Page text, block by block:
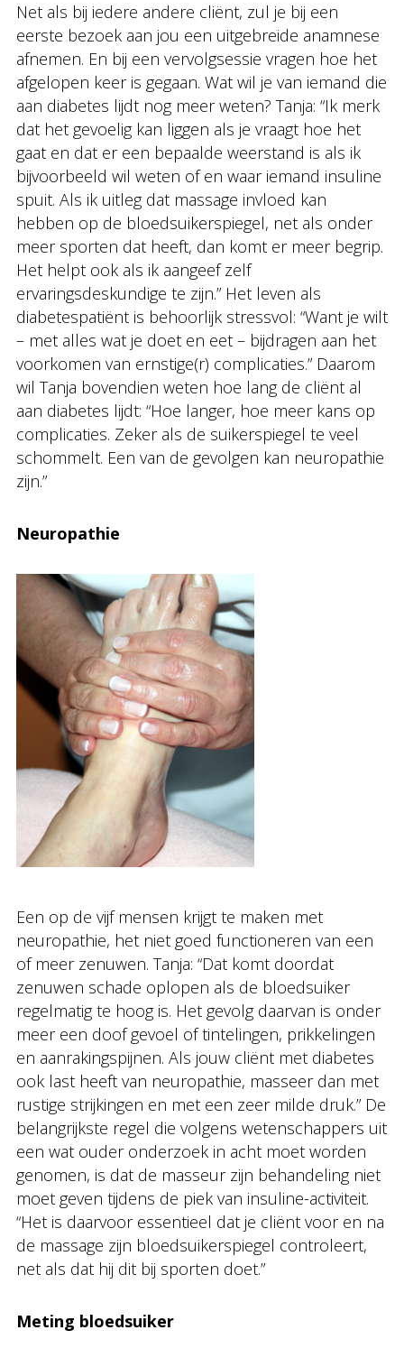
Net als bij iedere andere cliënt, zul je bij een
eerste bezoek aan jou een uitgebreide anamnese
afnemen. En bij een vervolgsessie vragen hoe het
afgelopen keer is gegaan. Wat wil je van iemand die
aan diabetes lijdt nog meer weten? Tanja: “Ik merk
dat het gevoelig kan liggen als je vraagt hoe het
gaat en dat er een bepaalde weerstand is als ik
bijvoorbeeld wil weten of en waar iemand insuline
spuit. Als ik uitleg dat massage invloed kan
hebben op de bloedsuikerspiegel, net als onder
meer sporten dat heeft, dan komt er meer begrip.
Het helpt ook als ik aangeef zelf
ervaringsdeskundige te zijn.” Het leven als
diabetespatiënt is behoorlijk stressvol: “Want je wilt
– met alles wat je doet en eet – bijdragen aan het
voorkomen van ernstige(r) complicaties.” Daarom
wil Tanja bovendien weten hoe lang de cliënt al
aan diabetes lijdt: “Hoe langer, hoe meer kans op
complicaties. Zeker als de suikerspiegel te veel
schommelt. Een van de gevolgen kan neuropathie
zijn.”
Neuropathie
Een op de vijf mensen krijgt te maken met
neuropathie, het niet goed functioneren van een
of meer zenuwen. Tanja: “Dat komt doordat
zenuwen schade oplopen als de bloedsuiker
regelmatig te hoog is. Het gevolg daarvan is onder
meer een doof gevoel of tintelingen, prikkelingen
en aanrakingspijnen. Als jouw cliënt met diabetes
ook last heeft van neuropathie, masseer dan met
rustige strijkingen en met een zeer milde druk.” De
belangrijkste regel die volgens wetenschappers uit
een wat ouder onderzoek in acht moet worden
genomen, is dat de masseur zijn behandeling niet
moet geven tijdens de piek van insuline-activiteit.
“Het is daarvoor essentieel dat je cliënt voor en na
de massage zijn bloedsuikerspiegel controleert,
net als dat hij dit bij sporten doet.”
Meting bloedsuiker